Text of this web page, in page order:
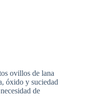
ovillos de lana
óxido y suciedad
de